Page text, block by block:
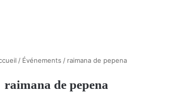
/ Événements / raimana de pepena
raimana de pepena